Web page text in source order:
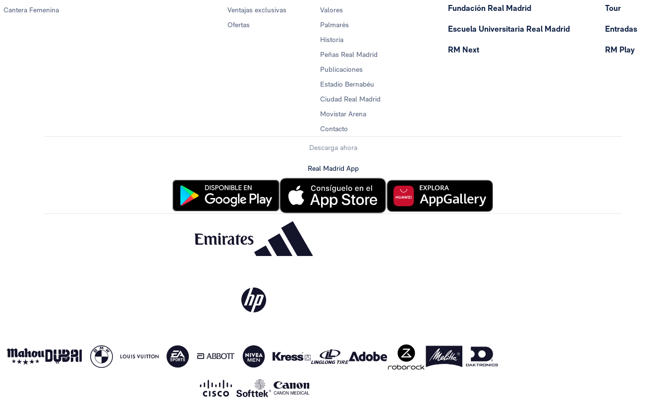
Cantera Femenina
Ventajas exclusivas
Ofertas
Valores
Palmarés
Historia
Peñas Real Madrid
Publicaciones
Estadio Bernabéu
Ciudad Real Madrid
Movistar Arena
Contacto
Fundación Real Madrid
Escuela Universitaria Real Madrid
RM Next
Tour
Entradas
RM Play
Descarga ahora
Real Madrid App